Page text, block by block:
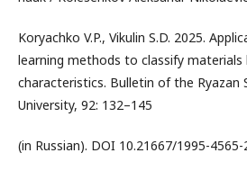
Koryachko V.P., Vikulin S.D. 2025.
learning methods to classify materials
characteristics. Bulletin of the Ryazan
University, 92: 132–145
(in Russian). DOI 10.21667/1995-